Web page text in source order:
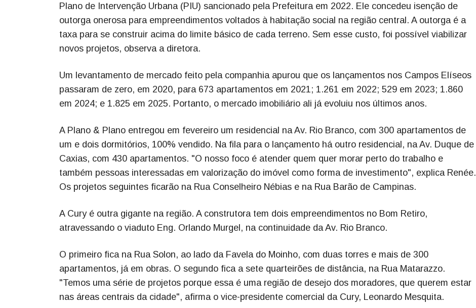
Plano de Intervenção Urbana (PIU) sancionado pela Prefeitura em 2022. Ele concedeu isenção de
outorga onerosa para empreendimentos voltados à habitação social na região central. A outorga é a
taxa para se construir acima do limite básico de cada terreno. Sem esse custo, foi possível viabilizar
novos projetos, observa a diretora.
Um levantamento de mercado feito pela companhia apurou que os lançamentos nos Campos Elíseos
passaram de zero, em 2020, para 673 apartamentos em 2021; 1.261 em 2022; 529 em 2023; 1.860
em 2024; e 1.825 em 2025. Portanto, o mercado imobiliário ali já evoluiu nos últimos anos.
A Plano & Plano entregou em fevereiro um residencial na Av. Rio Branco, com 300 apartamentos de
um e dois dormitórios, 100% vendido. Na fila para o lançamento há outro residencial, na Av. Duque de
Caxias, com 430 apartamentos. "O nosso foco é atender quem quer morar perto do trabalho e
também pessoas interessadas em valorização do imóvel como forma de investimento", explica Renée.
Os projetos seguintes ficarão na Rua Conselheiro Nébias e na Rua Barão de Campinas.
A Cury é outra gigante na região. A construtora tem dois empreendimentos no Bom Retiro,
atravessando o viaduto Eng. Orlando Murgel, na continuidade da Av. Rio Branco.
O primeiro fica na Rua Solon, ao lado da Favela do Moinho, com duas torres e mais de 300
apartamentos, já em obras. O segundo fica a sete quarteirões de distância, na Rua Matarazzo.
"Temos uma série de projetos porque essa é uma região de desejo dos moradores, que querem estar
nas áreas centrais da cidade", afirma o vice-presidente comercial da Cury, Leonardo Mesquita.